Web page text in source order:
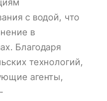
с водой, что
в
Благодаря
технологий,
агенты,